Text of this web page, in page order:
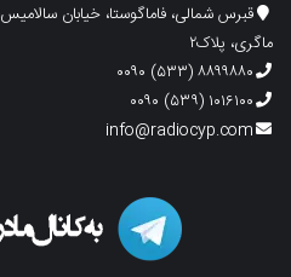
ماگری، پلاک۲
۸۸۹۹۸۸۰ (۵۳۳) ۰۰۹۰
۱۰۱۶۱۰۰ (۵۳۹) ۰۰۹۰
info@radiocyp.com